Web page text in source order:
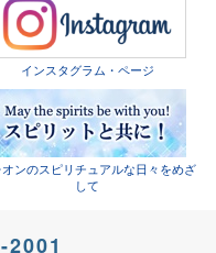
インスタグラム・ページ
オンのスピリチュアルな日々をめざ
して